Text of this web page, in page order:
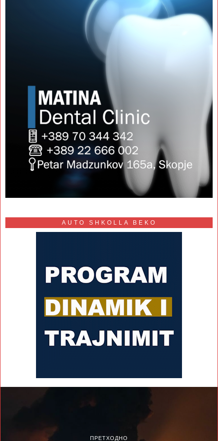
AUTO SHKOLLA BEKO
ПРЕТХОДНО